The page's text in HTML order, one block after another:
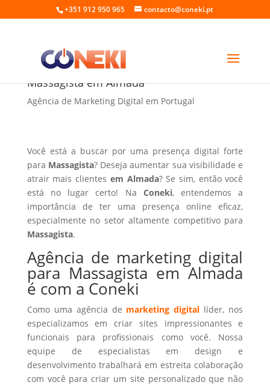
+351 912 950 965 contacto@coneki.pt
Agência de marketing digital para
Massagista em Almada
Agência de Marketing Digital em Portugal
Você está a buscar por uma presença digital forte
para Massagista? Deseja aumentar sua visibilidade e
atrair mais clientes em Almada? Se sim, então você
está no lugar certo! Na Coneki, entendemos a
importância de ter uma presença online eficaz,
especialmente no setor altamente competitivo para
Massagista.
Agência de marketing digital
para Massagista em Almada
é com a Coneki
Como uma agência de marketing digital líder, nos
especializamos em criar sites impressionantes e
funcionais para profissionais como você. Nossa
equipe de especialistas em design e
desenvolvimento trabalhará em estreita colaboração
com você para criar um site personalizado que não